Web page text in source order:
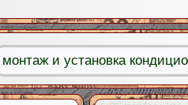
монтаж и установка